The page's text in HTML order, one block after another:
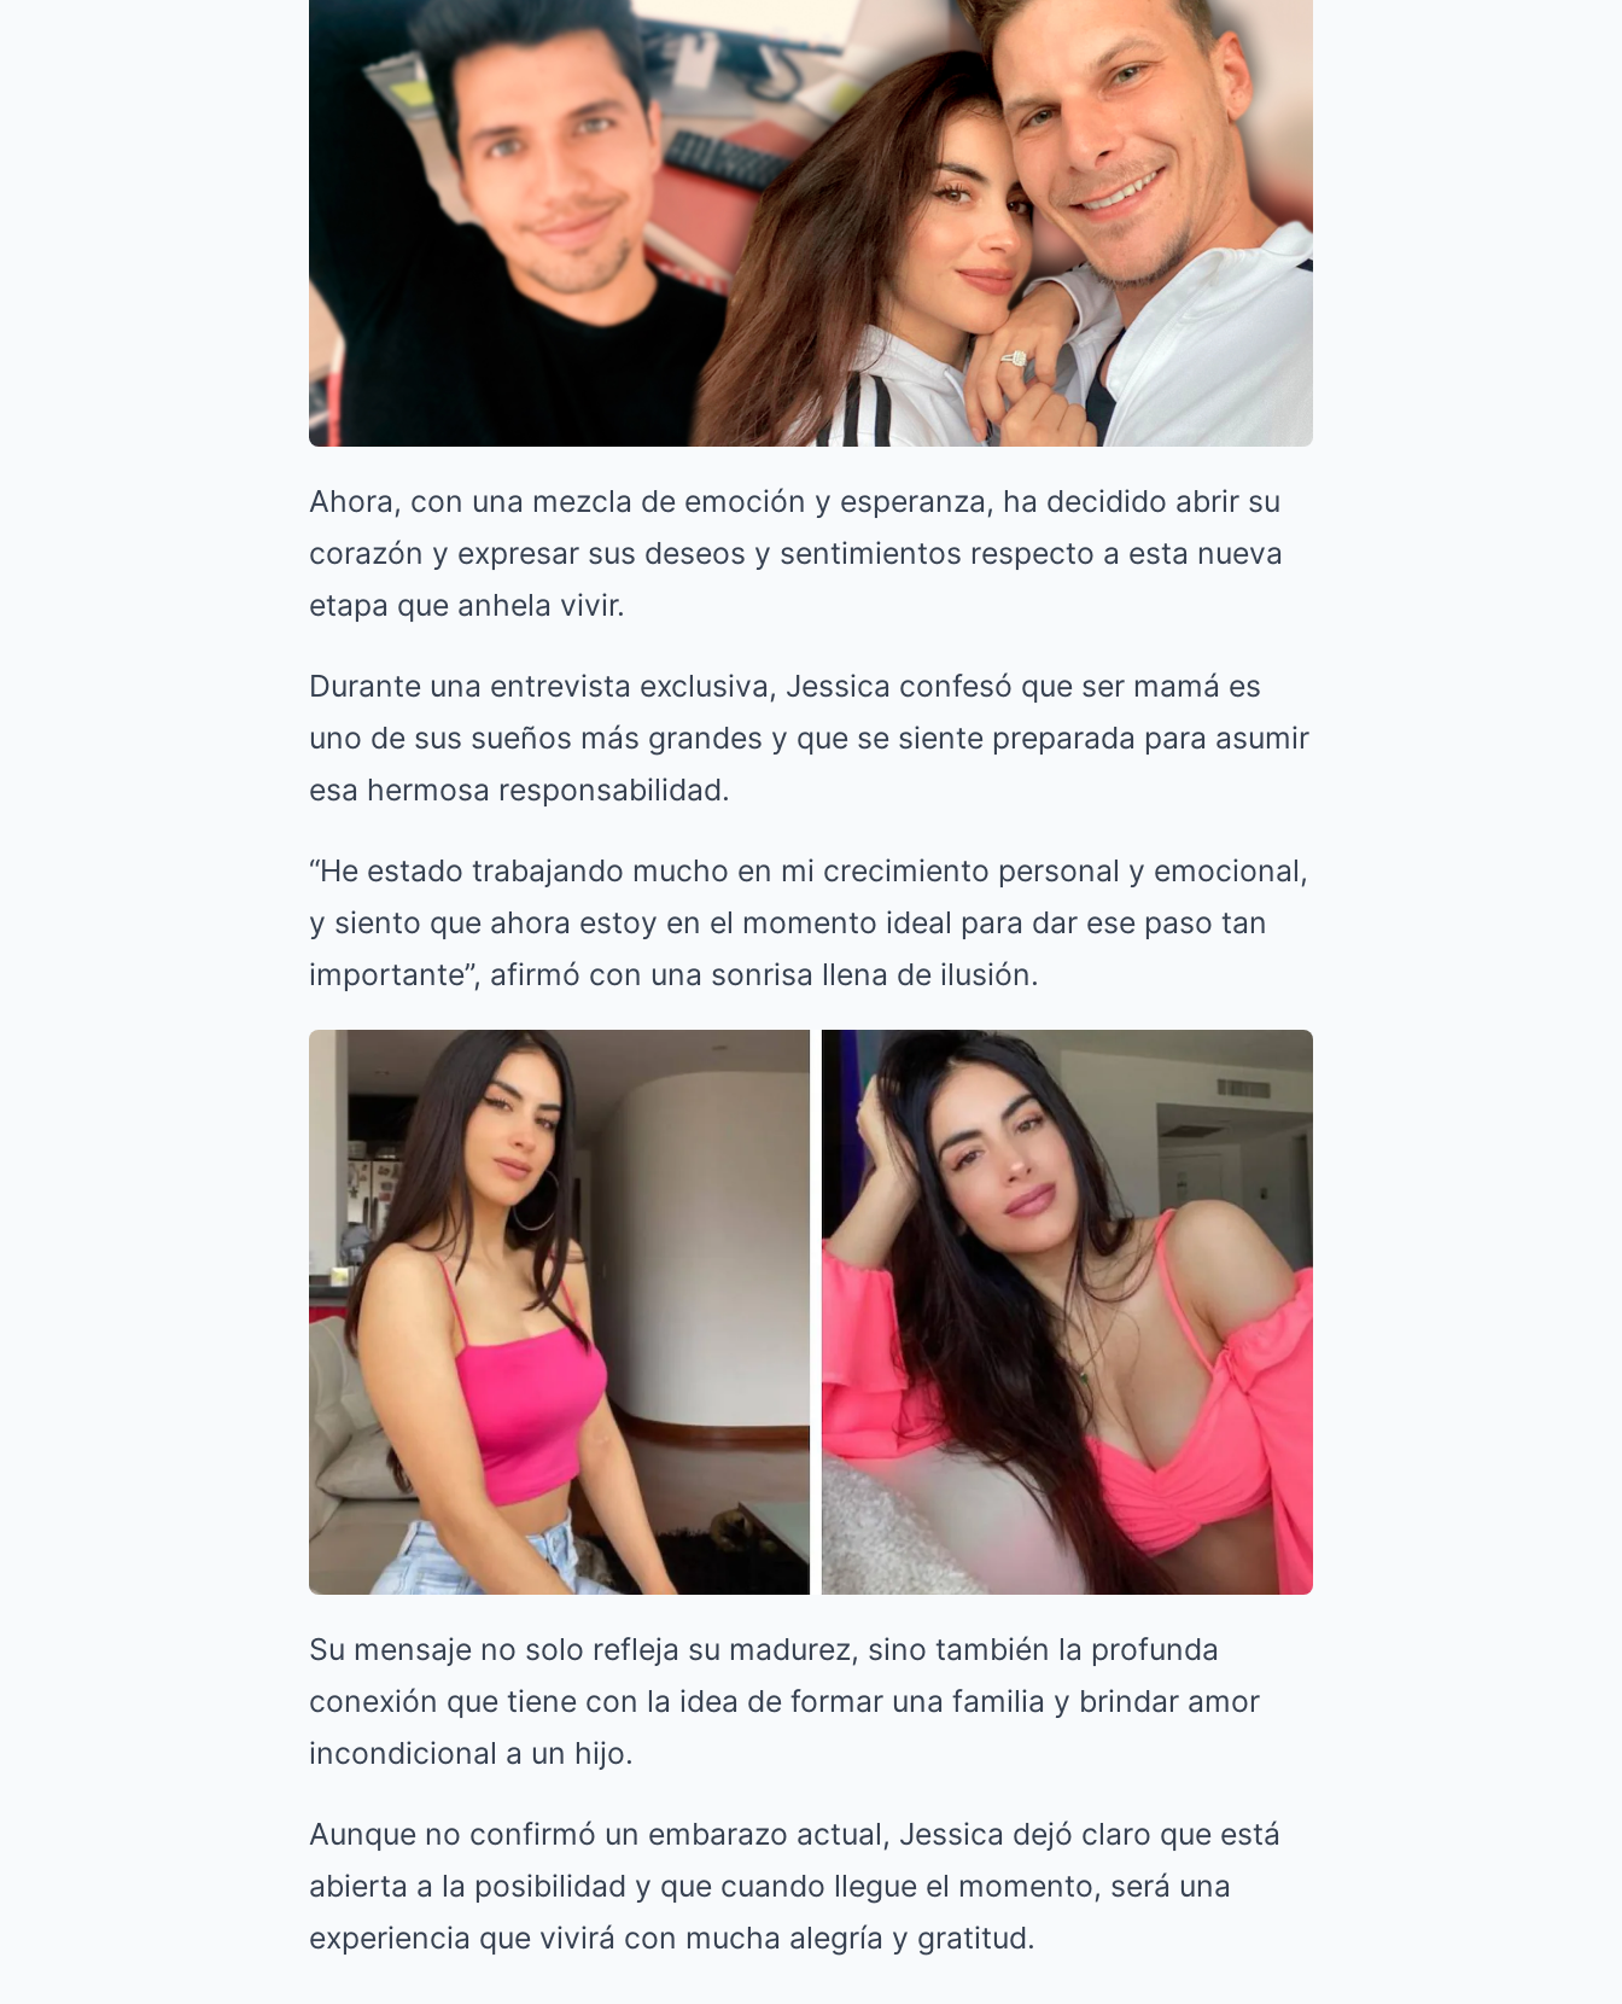
Ahora, con una mezcla de emoción y esperanza, ha decidido abrir su
corazón y expresar sus deseos y sentimientos respecto a esta nueva
etapa que anhela vivir.
Durante una entrevista exclusiva, Jessica confesó que ser mamá es
uno de sus sueños más grandes y que se siente preparada para asumir
esa hermosa responsabilidad.
“He estado trabajando mucho en mi crecimiento personal y emocional,
y siento que ahora estoy en el momento ideal para dar ese paso tan
importante”, afirmó con una sonrisa llena de ilusión.
Su mensaje no solo refleja su madurez, sino también la profunda
conexión que tiene con la idea de formar una familia y brindar amor
incondicional a un hijo.
Aunque no confirmó un embarazo actual, Jessica dejó claro que está
abierta a la posibilidad y que cuando llegue el momento, será una
experiencia que vivirá con mucha alegría y gratitud.